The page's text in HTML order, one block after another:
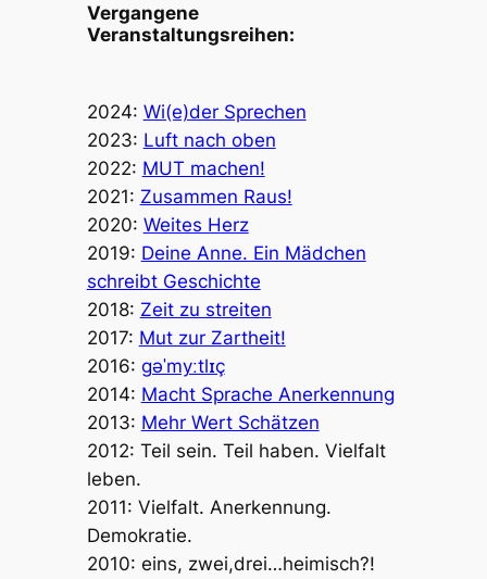
Vergangene
Veranstaltungsreihen:
2024: Wi(e)der Sprechen
2023: Luft nach oben
2022: MUT machen!
2021: Zusammen Raus!
2020: Weites Herz
2019: Deine Anne. Ein Mädchen
schreibt Geschichte
2018: Zeit zu streiten
2017: Mut zur Zartheit!
2016: ɡəˈmyːtlɪç
2014: Macht Sprache Anerkennung
2013: Mehr Wert Schätzen
2012: Teil sein. Teil haben. Vielfalt
leben.
2011: Vielfalt. Anerkennung.
Demokratie.
2010: eins, zwei,drei…heimisch?!